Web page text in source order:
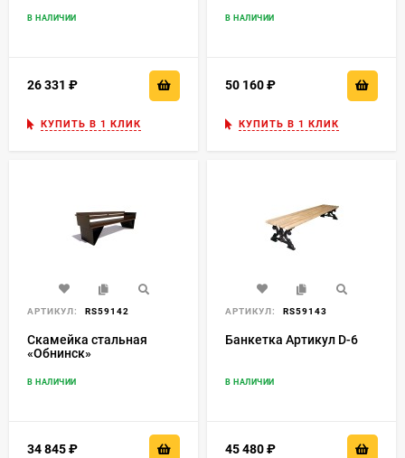
В НАЛИЧИИ
26 331
КУПИТЬ В 1 КЛИК
В НАЛИЧИИ
50 160
КУПИТЬ В 1 КЛИК
АРТИКУЛ: RS59142
Скамейка стальная
«Обнинск»
В НАЛИЧИИ
34 845
АРТИКУЛ: RS59143
Банкетка Артикул D-6
В НАЛИЧИИ
45 480